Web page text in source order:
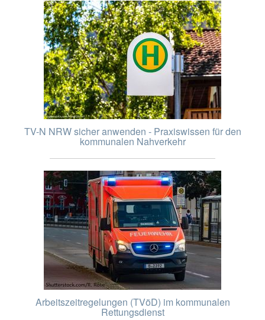
TV-N NRW sicher anwenden - Praxiswissen für den
kommunalen Nahverkehr
Arbeitszeitregelungen (TVöD) im kommunalen
Rettungsdienst